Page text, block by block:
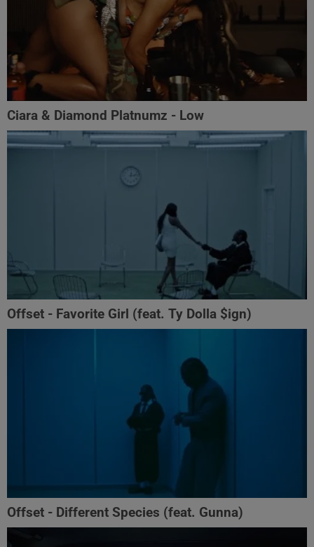
Ciara & Diamond Platnumz - Low
Offset - Favorite Girl (feat. Ty Dolla $ign)
Offset - Different Species (feat. Gunna)